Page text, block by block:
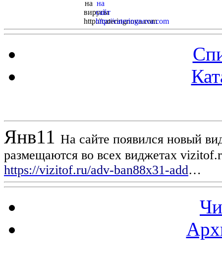
Янв11 На сайте появился новый
размещаются во всех виджетах
https://vizitof.ru/adv-ban88x31-add…